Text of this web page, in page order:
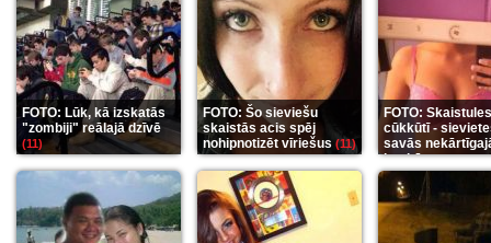
FOTO: Lūk, kā izskatās
"zombiji" reālajā dzīvē
(11)
FOTO: Šo sieviešu
skaistās acis spēj
nohipnotizēt vīriešus (11)
FOTO: Skaistules
cūkkūtī -
savās
istabās(12)